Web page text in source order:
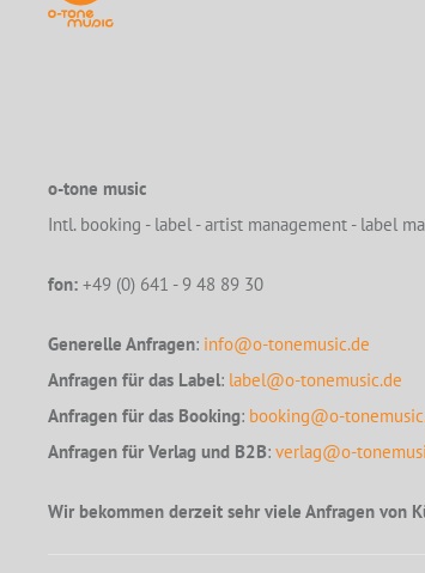
o-tone music
Intl. booking - label - artist management - label
fon: +49 (0) 641 - 9 48 89 30
Generelle Anfragen: info@o-tonemusic.de
Anfragen für das Label: label@o-tonemusic.de
Anfragen für das Booking: booking@o-
Anfragen für Verlag und B2B: verlag@o-
Wir bekommen derzeit sehr viele Anfragen von